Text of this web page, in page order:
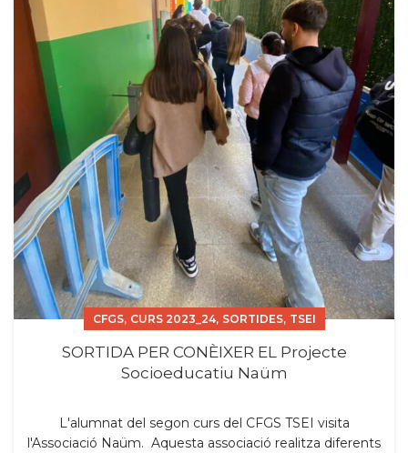
CFGS, CURS 2023_24, SORTIDES, TSEI
SORTIDA PER CONÈIXER EL Projecte
Socioeducatiu Naüm
L'alumnat del segon curs del CFGS TSEI visita
l'Associació Naüm. Aquesta associació realitza diferents